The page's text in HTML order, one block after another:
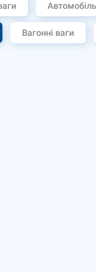
Вагонні ваги